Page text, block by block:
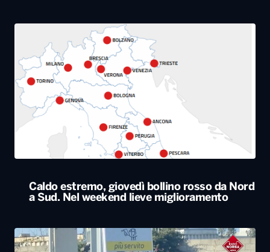
Caldo estremo, giovedì bollino rosso da Nord
a Sud. Nel weekend lieve miglioramento